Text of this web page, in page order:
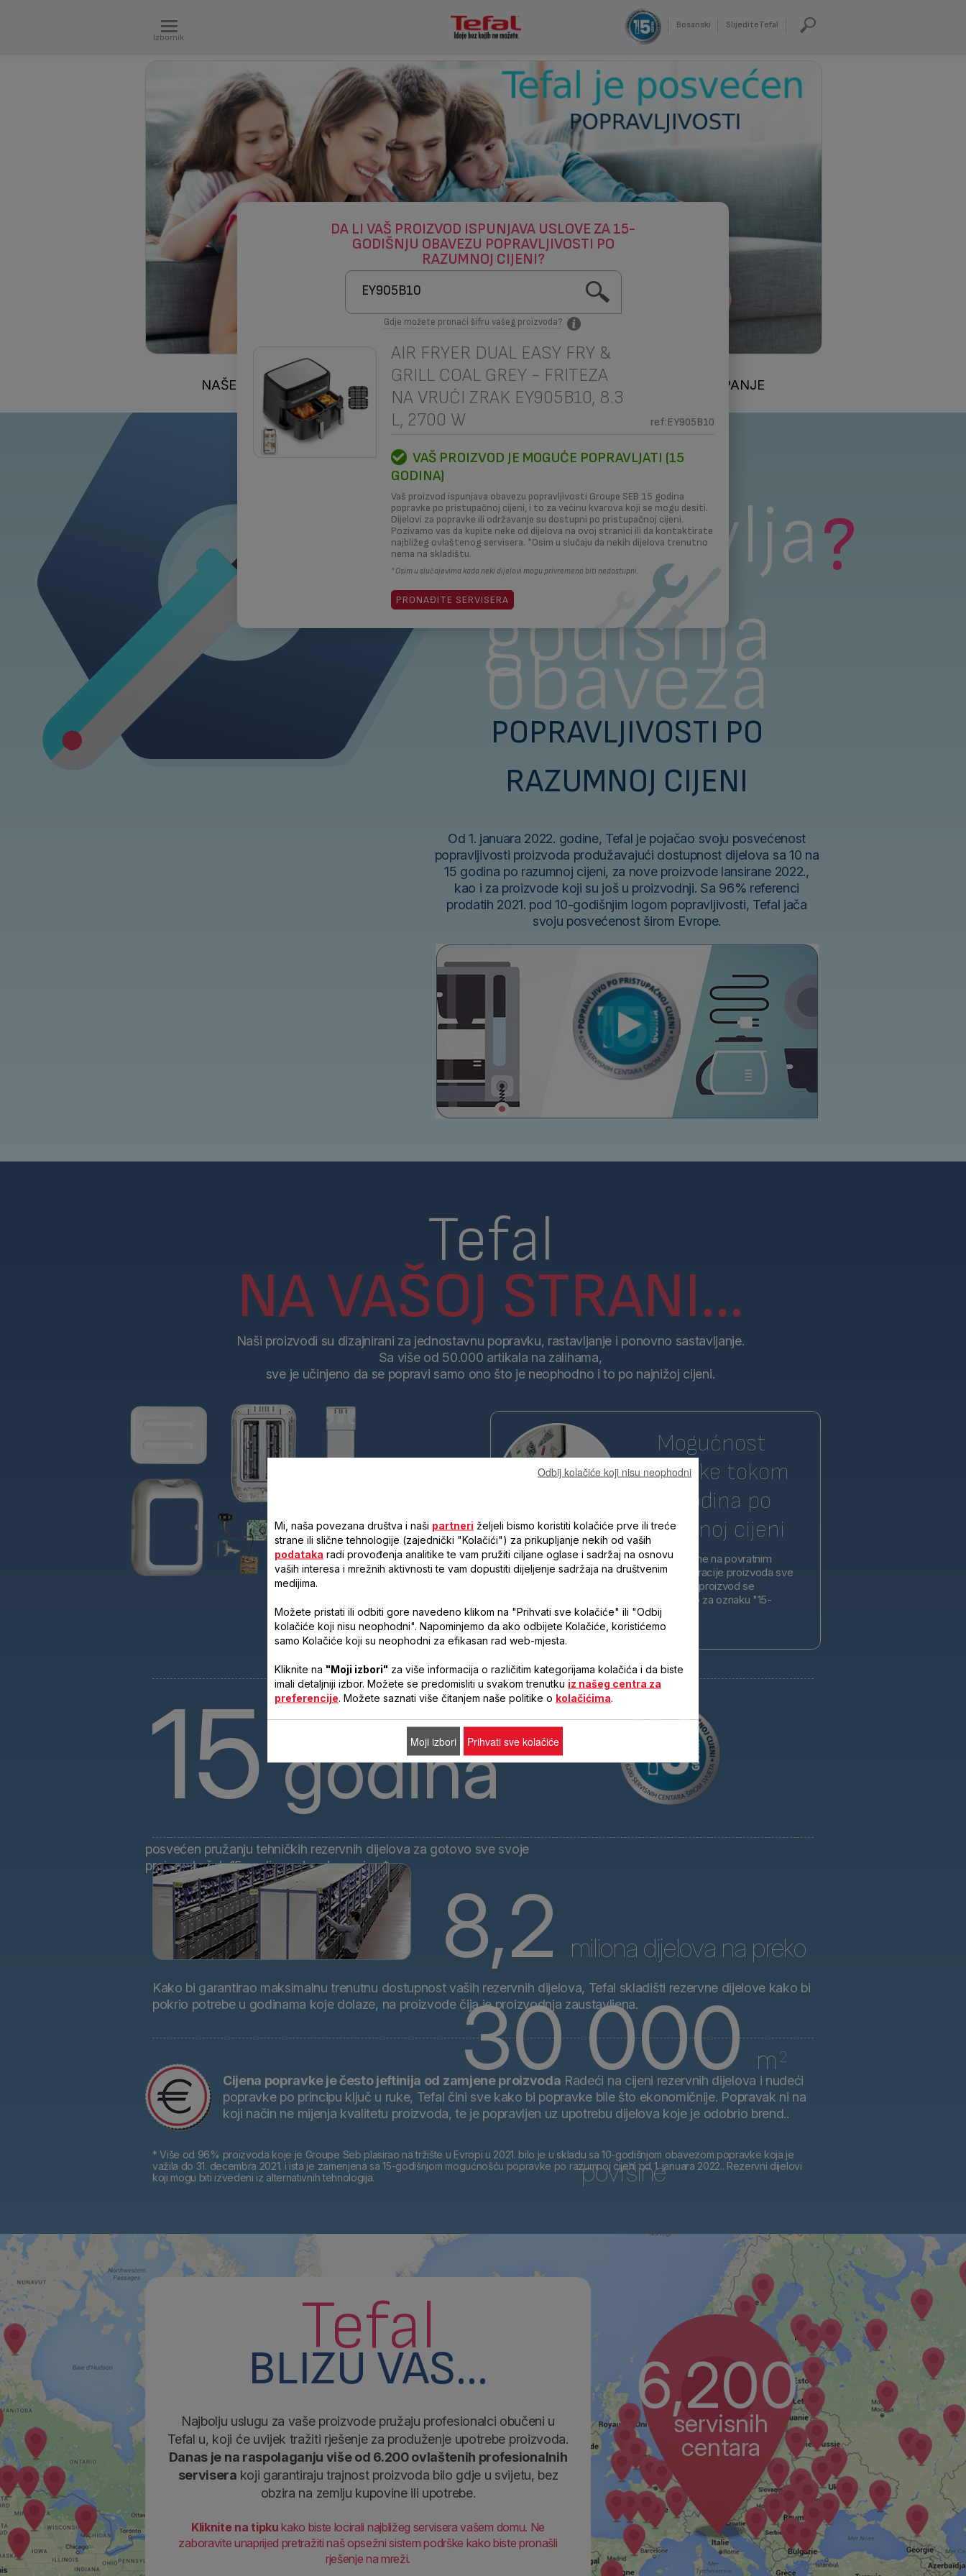
Izbornik
Bosanski SlijediteTefal
DA LI VAŠ PROIZVOD ISPUNJAVA USLOVE ZA 15-
GODIŠNJU OBAVEZU POPRAVLJIVOSTI PO
RAZUMNOJ CIJENI?
Gdje možete pronaći šifru vašeg proizvoda?
AIR FRYER DUAL EASY FRY &
GRILL COAL GREY - FRITEZA
NA VRUĆI ZRAK EY905B10, 8.3
L, 2700 W
ref:EY905B10
VAŠ PROIZVOD JE MOGUĆE POPRAVLJATI (15
GODINA)
Vaš proizvod ispunjava obavezu popravljivosti Groupe SEB 15 godina
popravke po pristupačnoj cijeni, i to za većinu kvarova koji se mogu desiti.
Dijelovi za popravke ili održavanje su dostupni po pristupačnoj cijeni.
Pozivamo vas da kupite neke od dijelova na ovoj stranici ili da kontaktirate
najbližeg ovlaštenog servisera. *Osim u slučaju da nekih dijelova trenutno
nema na skladištu.
* Osim u slučajevima kada neki dijelovi mogu privremeno biti nedostupni.
PRONAĐITE SERVISERA
NAŠE OBEĆANJE KAKO TO URADITI? SERVISERI NAŠA RJEŠENJA 3D ŠTAMPANJE
>Šta
predstavlja
15-
godišnja
obaveza
POPRAVLJIVOSTI PO
RAZUMNOJ CIJENI
?
Od 1. januara 2022. godine, Tefal je pojačao svoju posvećenost
popravljivosti proizvoda produžavajući dostupnost dijelova sa 10 na
15 godina po razumnoj cijeni, za nove proizvode lansirane 2022.,
kao i za proizvode koji su još u proizvodnji. Sa 96% referenci
prodatih 2021. pod 10-godišnjim logom popravljivosti, Tefal jača
svoju posvećenost širom Evrope.
Tefal
NA VAŠOJ STRANI...
Naši proizvodi su dizajnirani za jednostavnu popravku, rastavljanje i ponovno sastavljanje.
Sa više od 50.000 artikala na zalihama,
sve je učinjeno da se popravi samo ono što je neophodno i to po najnižoj cijeni.
Mogućnost
popravke tokom
15 godina po
razumnoj cijeni
Tefal inženjeri razvijaju proizvode zasnovane na povratnim
informacijama sa terena, čineći nove generacije proizvoda sve
lakšim za ponovno sastavljanje. Svaki novi proizvod se
sistematski analizira kako bi se kvalifikovao za oznaku "15-
godišnja popravljivost po razumnoj cijeni".
15godina Tefal je
posvećen pružanju tehničkih rezervnih dijelova za gotovo sve svoje
proizvode čak 15 godina nakon kupovine.*
8,2miliona dijelova na preko
30 000m 2
površine
Kako bi garantirao maksimalnu trenutnu dostupnost vaših rezervnih dijelova, Tefal skladišti rezervne dijelove kako bi
pokrio potrebe u godinama koje dolaze, na proizvode čija je proizvodnja zaustavljena.
Cijena popravke je često jeftinija od zamjene proizvoda Radeći na cijeni rezervnih dijelova i nudeći
popravke po principu ključ u ruke, Tefal čini sve kako bi popravke bile što ekonomičnije. Popravak ni na
koji način ne mijenja kvalitetu proizvoda, te je popravljen uz upotrebu dijelova koje je odobrio brend..
* Više od 96% proizvoda koje je Groupe Seb plasirao na tržište u Evropi u 2021. bilo je u skladu sa 10-godišnjom obavezom popravke koja je
važila do 31. decembra 2021. i ista je zamenjena sa 15-godišnjom mogućnošću popravke po razumnoj cijeni od 1. januara 2022.. Rezervni dijelovi
koji mogu biti izvedeni iz alternativnih tehnologija.
Tefal
BLIZU VAS...
Najbolju uslugu za vaše proizvode pružaju profesionalci obučeni u
Tefal u, koji će uvijek tražiti rješenje za produženje upotrebe proizvoda.
Danas je na raspolaganju više od 6.200 ovlaštenih profesionalnih
servisera koji garantiraju trajnost proizvoda bilo gdje u svijetu, bez
obzira na zemlju kupovine ili upotrebe.
Kliknite na tipku kako biste locirali najbližeg servisera vašem domu. Ne
zaboravite unaprijed pretražiti naš opsežni sistem podrške kako biste pronašli
rješenje na mreži.
6,200
servisnih
centara
Mi, naša povezana društva i naši partneri željeli bismo koristiti kolačiće prve ili treće
strane ili slične tehnologije (zajednički "Kolačići") za prikupljanje nekih od vaših
podataka radi provođenja analitike te vam pružiti ciljane oglase i sadržaj na osnovu
vaših interesa i mrežnih aktivnosti te vam dopustiti dijeljenje sadržaja na društvenim
medijima.
Možete pristati ili odbiti gore navedeno klikom na "Prihvati sve kolačiće" ili "Odbij
kolačiće koji nisu neophodni". Napominjemo da ako odbijete Kolačiće, koristićemo
samo Kolačiće koji su neophodni za efikasan rad web-mjesta.
Kliknite na "Moji izbori" za više informacija o različitim kategorijama kolačića i da biste
imali detaljniji izbor. Možete se predomisliti u svakom trenutku iz našeg centra za
preferencije. Možete saznati više čitanjem naše politike o kolačićima.
Odbij kolačiće koji nisu neophodni
Moji izbori Prihvati sve kolačiće